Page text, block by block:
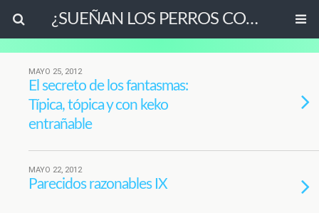
¿SUEÑAN LOS PERROS CON OVEJAS ELÉCTRICAS?
MAYO 25, 2012
El secreto de los fantasmas:
Típica, tópica y con keko
entrañable
MAYO 22, 2012
Parecidos razonables IX